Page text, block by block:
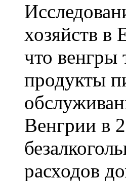
хозяйств в
что венгры
продукты
Венгрии в
расходов